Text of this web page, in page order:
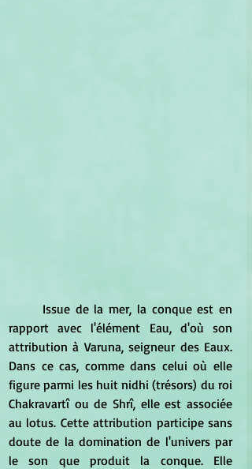
rapport avec l'élément Eau, d'où son
attribution à Varuna, seigneur des Eaux.
Dans ce cas, comme dans celui où elle
figure parmi les huit nidhi (trésors) du roi
Chakravartî ou de Shrî, elle est associée
au lotus. Cette attribution participe sans
doute de la domination de l'univers par
le son que produit la conque. Elle